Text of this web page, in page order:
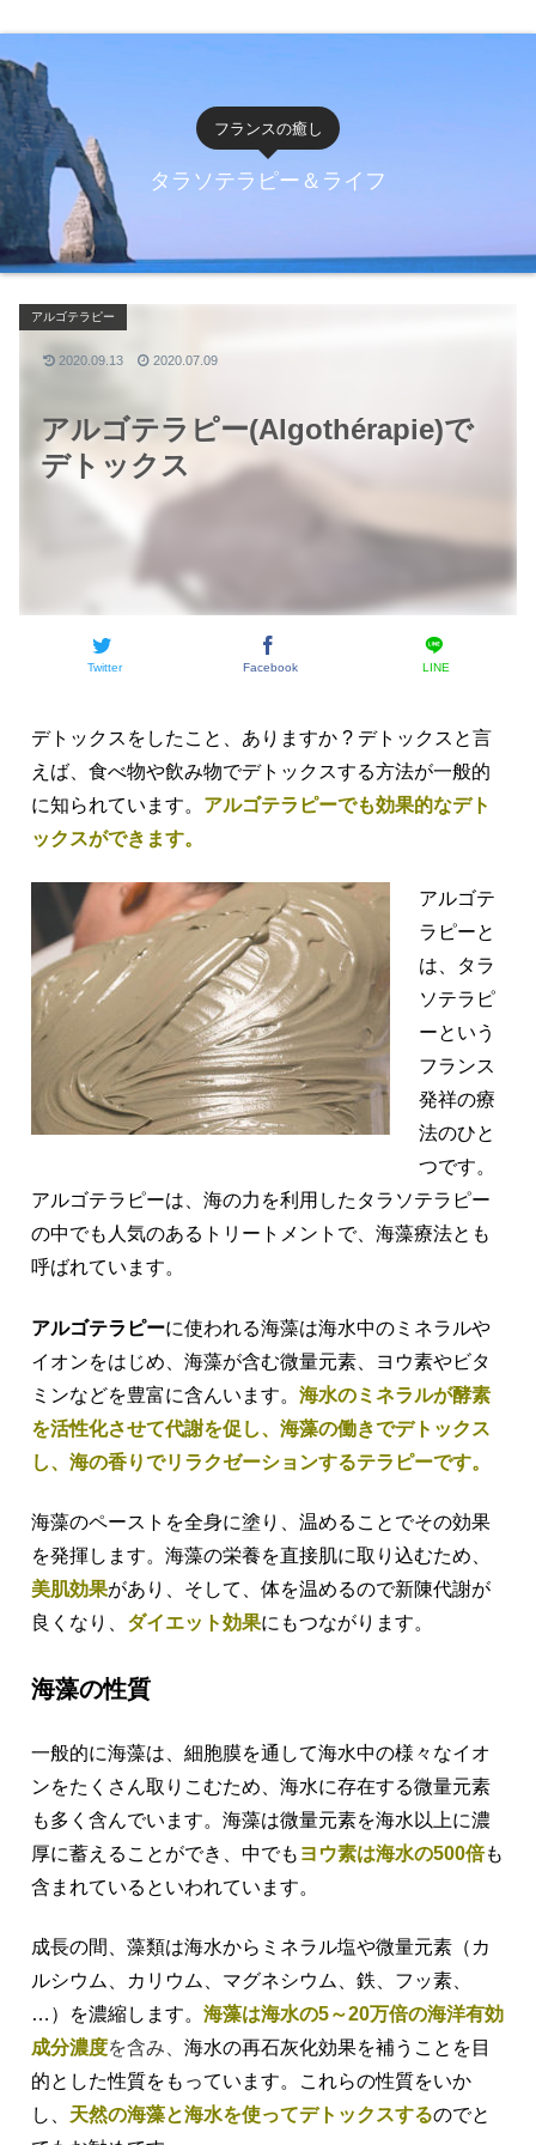
フランスの癒し
タラソテラピー＆ライフ
アルゴテラピー(Algothérapie)で
デトックス
アルゴテラピー
Twitter Facebook LINE
2020.09.13 2020.07.09
デトックスをしたこと、ありますか ? デトックスと言
えば、食べ物や飲み物でデトックスする方法が一般的
に知られています。 アルゴテラピーでも効果的なデト
ックスができます。
アルゴテ
ラピーと
は、タラ
ソテラピ
ーという
フランス
発祥の療
法のひと
つです。
アルゴテラピーは、海の力を利用したタラソテラピー
の中でも人気のあるトリートメントで、海藻療法とも
呼ばれています。
アルゴテラピーに使われる海藻は海水中のミネラルや
イオンをはじめ、海藻が含む微量元素、ヨウ素やビタ
ミンなどを豊富に含んいます。 海水のミネラルが酵素
を活性化させて代謝を促し、海藻の働きでデトックス
し、海の香りでリラクゼーションするテラピーです。
海藻のペーストを全身に塗り、温めることでその効果
を発揮します。海藻の栄養を直接肌に取り込むため、
美肌効果があり、 そして、 体を温めるので新陳代謝が
良くなり、 ダイエット効果にもつながります。
海藻の性質
一般的に海藻は、細胞膜を通して海水中の様々なイオ
ンをたくさん取りこむため、海水に存在する微量元素
も多く含んでいます。海藻は微量元素を海水以上に濃
厚に蓄えることができ、中でも ヨウ素は海水の500倍も
含まれているといわれています。
成長の間、藻類は海水からミネラル塩や微量元素（カ
ルシウム、カリウム、マグネシウム、鉄、フッ素、
…）を濃縮します。 海藻は海水の5～20万倍の海洋有効
成分濃度を含み
海水の再石灰化効果を補うことを目
的とした性質をもっています。これらの性質をいか
し、 天然の海藻と海水を使ってデトックスするのでと